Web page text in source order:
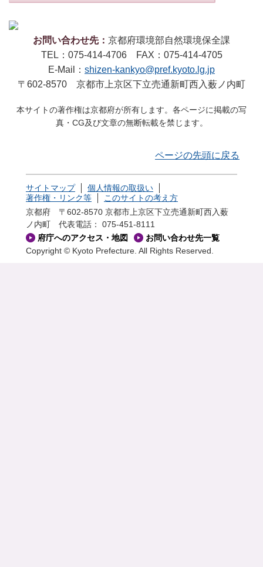
お問い合わせ先： 京都府環境部自然環境保全課
TEL：075-414-4706 FAX：075-414-4705
E-Mail： shizen-kankyo@pref.kyoto.lg.jp
〒602-8570 京都市上京区下立売通新町西入薮ノ内町
本サイトの著作権は京都府が所有します。各ページに掲載の写
真・CG及び文章の無断転載を禁じます。
ページの先頭に戻る
サイトマップ
個人情報の取扱い
著作権・リンク等
このサイトの考え方
京都府 〒602-8570 京都市上京区下立売通新町西入薮
ノ内町
代表電話： 075-451-8111
府庁へのアクセス・地図
お問い合わせ先一覧
Copyright © Kyoto Prefecture. All Rights Reserved.